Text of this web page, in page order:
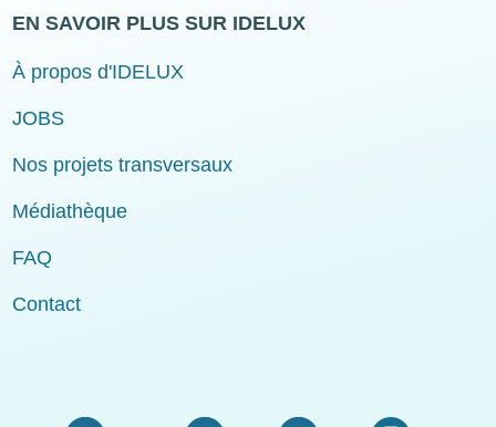
EN SAVOIR PLUS SUR IDELUX
À propos d'IDELUX
JOBS
Nos projets transversaux
Médiathèque
FAQ
Contact